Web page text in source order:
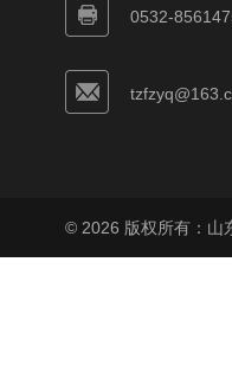
0532-
© 2026 版权所有：